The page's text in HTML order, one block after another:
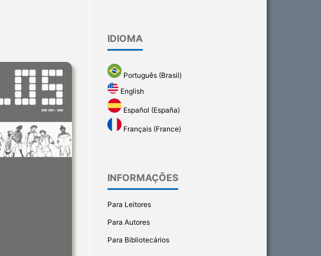
IDIOMA
Português (Brasil)
English
Español (España)
Français (France)
INFORMAÇÕES
Para Leitores
Para Autores
Para Bibliotecários